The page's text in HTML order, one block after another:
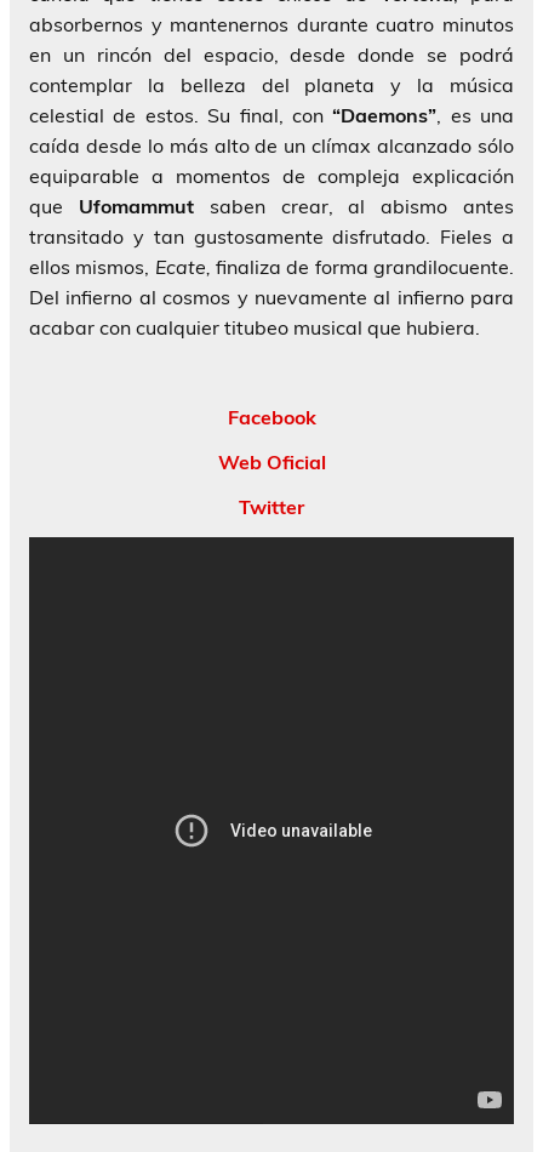
absorbernos y mantenernos durante cuatro minutos
en un rincón del espacio, desde donde se podrá
contemplar la belleza del planeta y la música
celestial de estos. Su final, con“Daemons”, es una
caída desde lo más alto de un clímax alcanzado sólo
equiparable a momentos de compleja explicación
que Ufomammutsaben crear, al abismo antes
transitado y tan gustosamente disfrutado. Fieles a
ellos mismos, Ecate,finaliza de forma grandilocuente.
Del infierno al cosmos y nuevamente al infierno para
acabar con cualquier titubeo musical que hubiera.
Facebook
Web Oficial
Twitter